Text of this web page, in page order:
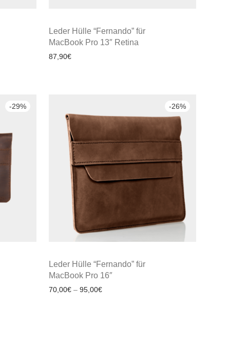
Leder Hülle “Fernando” für
MacBook Pro 13″ Retina
87,90€
-29% -26%
Leder Hülle “Fernando” für
MacBook Pro 16″
70,00€ – 95,00€